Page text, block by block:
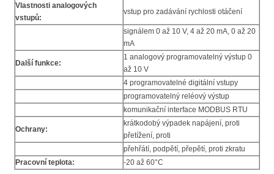
Vlastnosti analogových
vstupů:
vstup pro zadávání rychlosti otáčení
signálem 0 až 10 V, 4 až 20 mA, 0 až 20
mA
Další funkce:
1 analogový programovatelný výstup 0
až 10 V
4 programovatelné digitální vstupy
programovatelný reléový výstup
komunikační interface MODBUS RTU
Ochrany:
krátkodobý výpadek napájení, proti
přetížení, proti
přehřátí, podpětí, přepětí, proti zkratu
Pracovní teplota:
-20 až 60°C